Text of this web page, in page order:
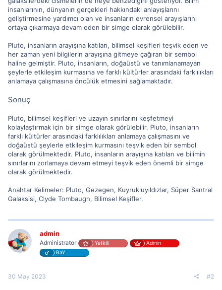
insanlarının, dünyanın gerçekleri hakkındaki anlayışlarını
geliştirmesine yardımcı olan ve insanların evrensel arayışlarını
ortaya çıkarmaya devam eden bir simge olarak görülebilir.
Pluto, insanların arayışına katılan, bilimsel keşifleri teşvik eden ve
her zaman yeni bilgilerin arayışına gitmeye çağıran bir sembol
haline gelmiştir. Pluto, insanların, doğaüstü ve tanımlanamayan
şeylerle etkileşim kurmasına ve farklı kültürler arasındaki farklılıkları
anlamaya çalışmasına öncülük etmesini sağlamaktadır.
Sonuç
Pluto, bilimsel keşifleri ve uzayın sınırlarını keşfetmeyi
kolaylaştırmak için bir simge olarak görülebilir. Pluto, insanların
farklı kültürler arasındaki farklılıkları anlamaya çalışmasını ve
doğaüstü şeylerle etkileşim kurmasını teşvik eden bir sembol
olarak görülmektedir. Pluto, insanların arayışına katılan ve bilimin
sınırlarını zorlamaya devam etmeyi teşvik eden önemli bir simge
olarak görülmektedir.
Anahtar Kelimeler: Pluto, Gezegen, Kuyrukluyıldızlar, Süper Santral
Galaksisi, Clyde Tombaugh, Bilimsel Keşifler.
admin
Administrator Yetkili
Admin
BaY
30 May 2023 #2